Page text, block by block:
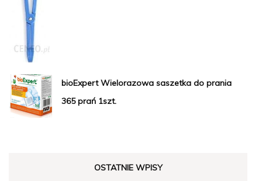
bioExpert Wielorazowa saszetka do prania
365 prań 1szt.
OSTATNIE WPISY